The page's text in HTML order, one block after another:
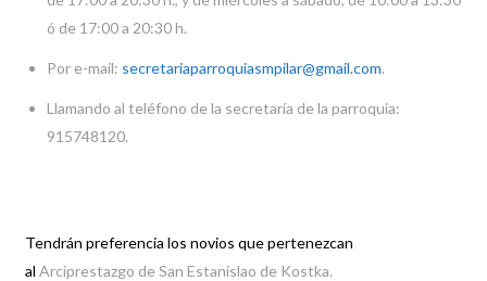
ó de 17:00 a 20:30 h.
Por e-mail: secretariaparroquiasmpilar@gmail.com.
Llamando al teléfono de la secretaría de la parroquia:
915748120.
Tendrán preferencia los novios que pertenezcan
alArciprestazgo de San Estanislao de Kostka.